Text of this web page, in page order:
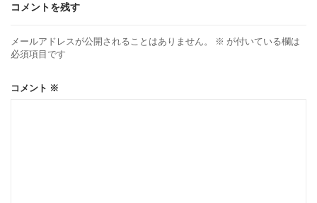
コメントを残す
メールアドレスが公開されることはありません。 ※ が付いている欄は
必須項目です
コメント ※